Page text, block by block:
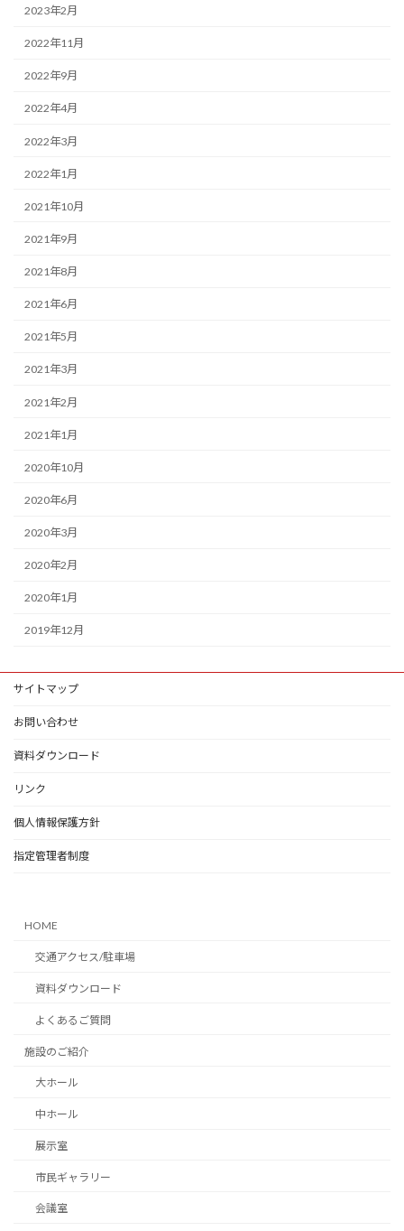
2023年2月
2022年11月
2022年9月
2022年4月
2022年3月
2022年1月
2021年10月
2021年9月
2021年8月
2021年6月
2021年5月
2021年3月
2021年2月
2021年1月
2020年10月
2020年6月
2020年3月
2020年2月
2020年1月
2019年12月
サイトマップ
お問い合わせ
資料ダウンロード
リンク
個人情報保護方針
指定管理者制度
HOME
交通アクセス/駐車場
資料ダウンロード
よくあるご質問
施設のご紹介
大ホール
中ホール
展示室
市民ギャラリー
会議室